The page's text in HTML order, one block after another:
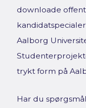
downloade
Aalborg
trykt form på
Har du